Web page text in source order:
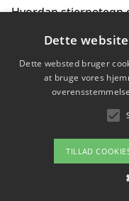
Hvordan stjernetegn
Bæredygtige
Om /
Dette
Dette websted bruger
at bruge vores
TILLAD